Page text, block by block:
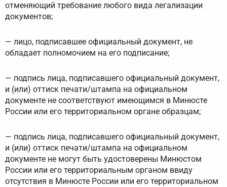
отменяющий требование любого вида легализации
документов;
— лицо, подписавшее официальный документ, не
обладает полномочием на его подписание;
— подпись лица, подписавшего официальный документ,
и (или) оттиск печати/штампа на официальном
документе не соответствуют имеющимся в Минюсте
России или его территориальном органе образцам;
— подпись лица, подписавшего официальный документ,
и (или) оттиск печати/штампа на официальном
документе не могут быть удостоверены Минюстом
России или его территориальным органом ввиду
отсутствия в Минюсте России или его территориальном